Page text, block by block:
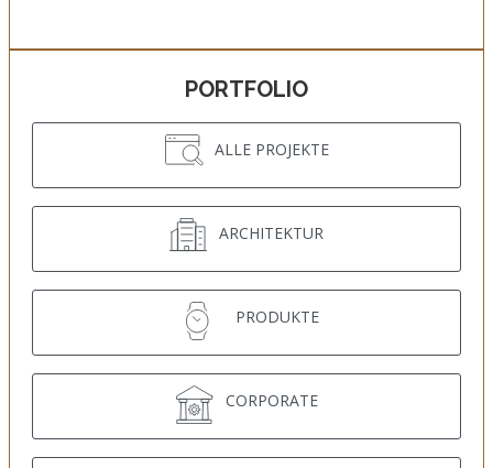
PORTFOLIO
ALLE PROJEKTE
ARCHITEKTUR
PRODUKTE
CORPORATE